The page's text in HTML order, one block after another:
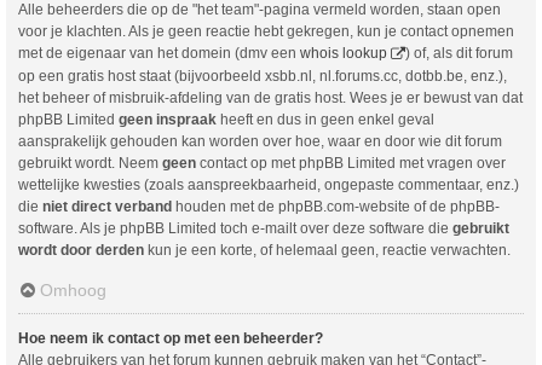
Alle beheerders die op de "het team"-pagina vermeld worden, staan open
voor je klachten. Als je geen reactie hebt gekregen, kun je contact opnemen
met de eigenaar van het domein (dmv een whois lookup
) of, als dit forum
op een gratis host staat (bijvoorbeeld xsbb.nl, nl.forums.cc, dotbb.be, enz.),
het beheer of misbruik-afdeling van de gratis host. Wees je er bewust van dat
phpBB Limited geen inspraak heeft en dus in geen enkel geval
aansprakelijk gehouden kan worden over hoe, waar en door wie dit forum
gebruikt wordt. Neem geen contact op met phpBB Limited met vragen over
wettelijke kwesties (zoals aanspreekbaarheid, ongepaste commentaar, enz.)
die niet direct verband houden met de phpBB.com-website of de phpBB-
software. Als je phpBB Limited toch e-mailt over deze software die gebruikt
wordt door derden kun je een korte, of helemaal geen, reactie verwachten.
Omhoog
Hoe neem ik contact op met een beheerder?
Alle gebruikers van het forum kunnen gebruik maken van het “Contact”-